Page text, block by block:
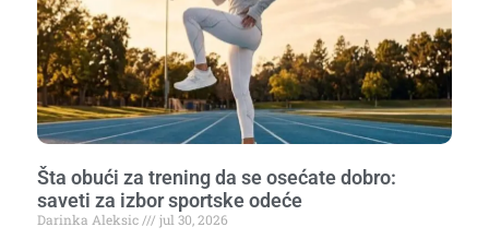
Šta obući za trening da se osećate dobro:
saveti za izbor sportske odeće
Darinka Aleksic jul 30, 2026